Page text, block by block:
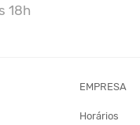
18h
EMPRESA
Horários